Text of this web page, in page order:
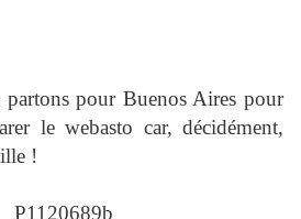
pour Buenos Aires pour
le webasto car, décidément,
!